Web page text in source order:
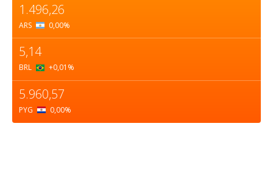
1.496,26
ARS 0,00%
5,14
BRL +0,01 %
5.960,57
PYG 0,00%